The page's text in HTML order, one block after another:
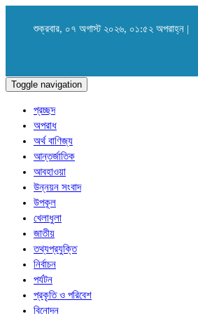
শুক্রবার, ০৭ অগাস্ট ২০২৬, ০১:৫২ অপরাহ্ন |
Toggle navigation
প্রচ্ছদ
অপরাধ
অর্থ বাণিজ্য
আন্তর্জাতিক
আবহাওয়া
উন্নয়ন সংবাদ
উপকূল
খেলাধুলা
জাতীয়
তথ্যপ্রযুক্তি
নির্বাচন
পর্যটন
প্রকৃতি ও পরিবেশ
বিনোদন